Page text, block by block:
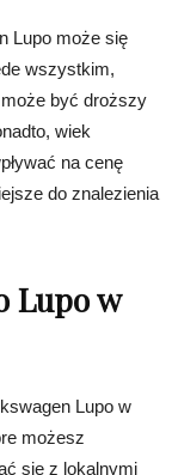
Lupo może się
wszystkim,
być droższy
wiek
na cenę
do znalezienia
Lupo w
Lupo w
możesz
się z lokalnymi